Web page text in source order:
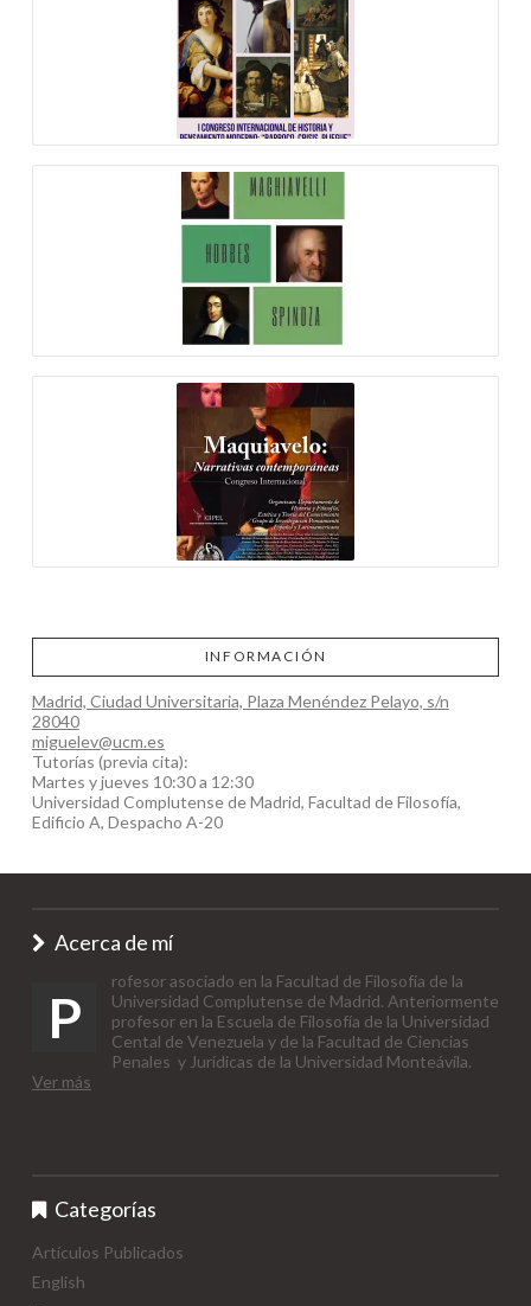
INFORMACIÓN
Madrid, Ciudad Universitaria, Plaza Menéndez Pelayo, s/n
28040
miguelev@ucm.es
Tutorías (previa cita):
Martes y jueves 10:30 a 12:30
Universidad Complutense de Madrid, Facultad de Filosofía,
Edificio A, Despacho A-20
Acerca de mí
P
rofesor asociado en la Facultad de Filosofía de la
Universidad Complutense de Madrid. Anteriormente
profesor en la Escuela de Filosofía de la Universidad
Cental de Venezuela y de la Facultad de Ciencias
Penales y Jurídicas de la Universidad Monteávila.
Ver más
Categorías
Artículos Publicados
English